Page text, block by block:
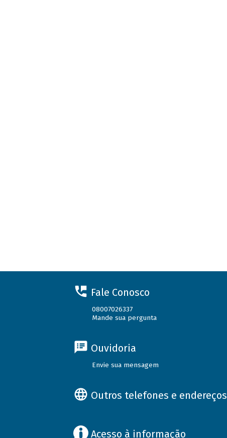
Fale Conosco
08007026337
Mande sua pergunta
Ouvidoria
Envie sua mensagem
Outros telefones e endereços
Acesso à informação